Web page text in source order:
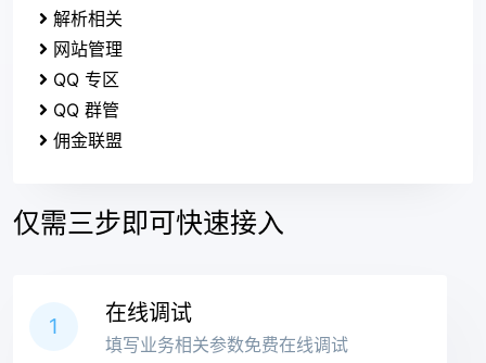
解析相关
网站管理
QQ 专区
QQ 群管
佣金联盟
仅需三步即可快速接入
1
在线调试
填写业务相关参数免费在线调试